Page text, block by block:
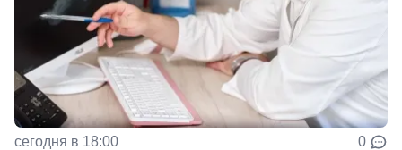
сегодня в 18:00 0